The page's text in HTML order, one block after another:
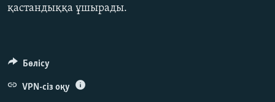
қастандыққа ұшырады.
Бөлісу
VPN-сіз оқу